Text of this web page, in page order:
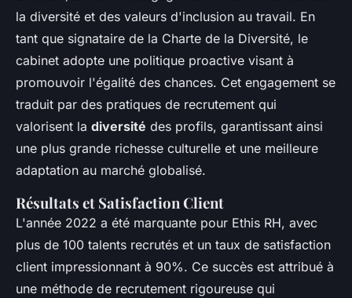
la diversité et des valeurs d'inclusion au travail. En
tant que signataire de la Charte de la Diversité, le
cabinet adopte une politique proactive visant à
promouvoir l'égalité des chances. Cet engagement se
traduit par des pratiques de recrutement qui
valorisent la diversité des profils, garantissant ainsi
une plus grande richesse culturelle et une meilleure
adaptation au marché globalisé.
Résultats et Satisfaction Client
L'année 2022 a été marquante pour Ethis RH, avec
plus de 100 talents recrutés et un taux de satisfaction
client impressionnant à 90%. Ce succès est attribué à
une méthode de recrutement rigoureuse qui